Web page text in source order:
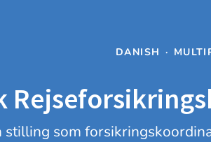
DANISH ·
stilling som